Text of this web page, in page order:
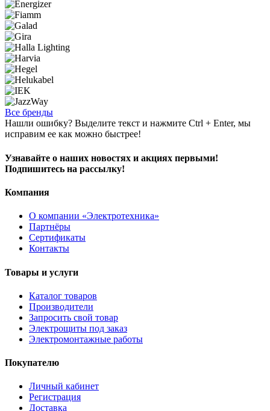
Все бренды
Нашли ошибку? Выделите текст и нажмите Ctrl + Enter, мы
исправим ее как можно быстрее!
Узнавайте о наших новостях и акциях первыми!
Подпишитесь на рассылку!
Компания
О компании «Электротехника»
Партнёры
Сертификаты
Контакты
Товары и услуги
Каталог товаров
Производители
Запросить свой товар
Электрощиты под заказ
Электромонтажные работы
Покупателю
Личный кабинет
Регистрация
Доставка